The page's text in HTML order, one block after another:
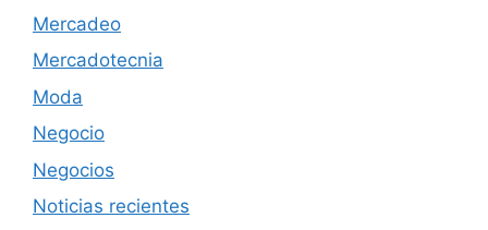
Mercadeo
Mercadotecnia
Moda
Negocio
Negocios
Noticias recientes